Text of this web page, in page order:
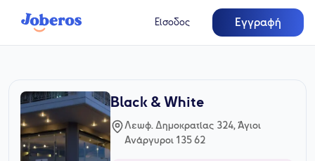
Είσοδος Εγγραφή
Black & White
Λεωφ. Δημοκρατίας 324, Άγιοι
Ανάργυροι 135 62